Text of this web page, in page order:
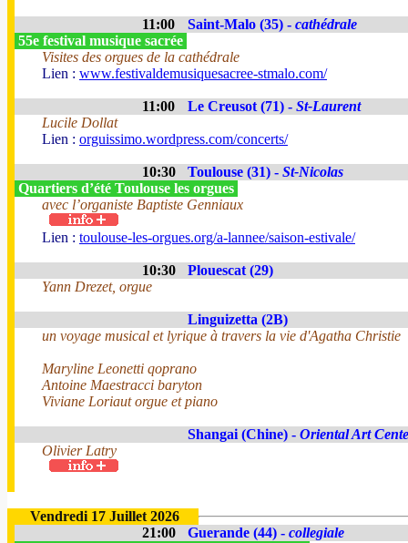
11:00 Saint-Malo (35) - cathédrale
55e festival musique sacrée
Visites des orgues de la cathédrale
Lien : www.festivaldemusiquesacree-stmalo.com/
11:00 Le Creusot (71) - St-Laurent
Lucile Dollat
Lien : orguissimo.wordpress.com/concerts/
10:30 Toulouse (31) - St-Nicolas
Quartiers d’été Toulouse les orgues
avec l’organiste Baptiste Genniaux
Lien : toulouse-les-orgues.org/a-lannee/saison-estivale/
10:30
Plouescat (29)
Yann Drezet, orgue
Linguizetta (2B)
un voyage musical et lyrique à travers la vie d'Agatha Christie
Maryline Leonetti qoprano
Antoine Maestracci baryton
Viviane Loriaut orgue et piano
Shangai (Chine) - Oriental Art
Olivier Latry
Vendredi 17 Juillet 2026
21:00
Guerande (44) - collegiale